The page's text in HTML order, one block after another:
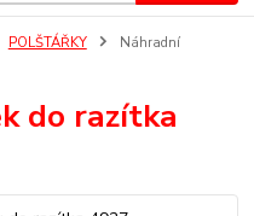
POLŠTÁŘKY
Náhradní
do razítka